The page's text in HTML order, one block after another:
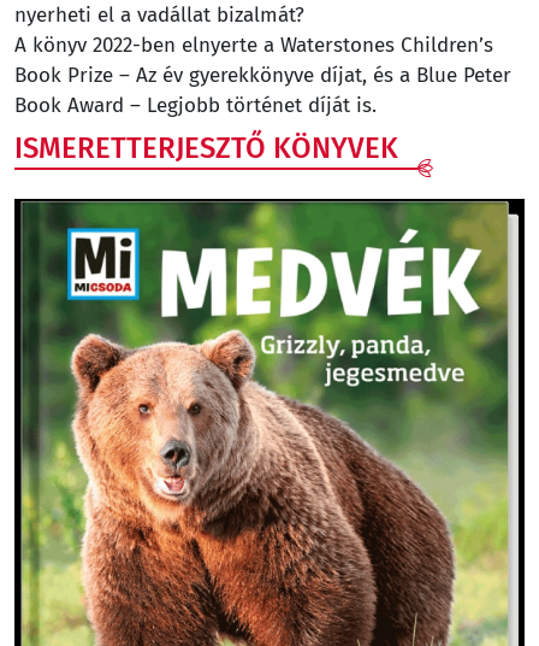
nyerheti el a vadállat bizalmát?
A könyv 2022-ben elnyerte a Waterstones Children’s
Book Prize – Az év gyerekkönyve díjat, és a Blue Peter
Book Award – Legjobb történet díját is.
ISMERETTERJESZTŐ KÖNYVEK